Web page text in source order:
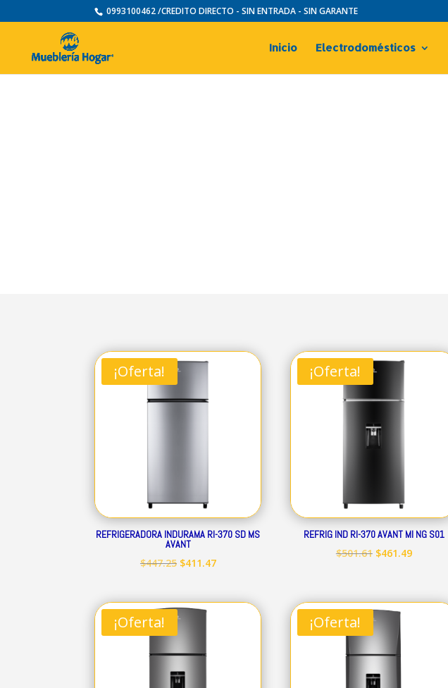
0993100462 /CREDITO DIRECTO - SIN ENTRADA - SIN GARANTE
Inicio Electrodomésticos
¡Oferta!
REFRIGERADORA INDURAMA RI-370 SD MS
AVANT
$447.25 El
original
era:
$411.47El
actual
¡Oferta!
REFRIG IND RI-370 AVANT MI NG S01
$501.61 El
era:
$501.61.
$461.49El
es:
¡Oferta! ¡Oferta!